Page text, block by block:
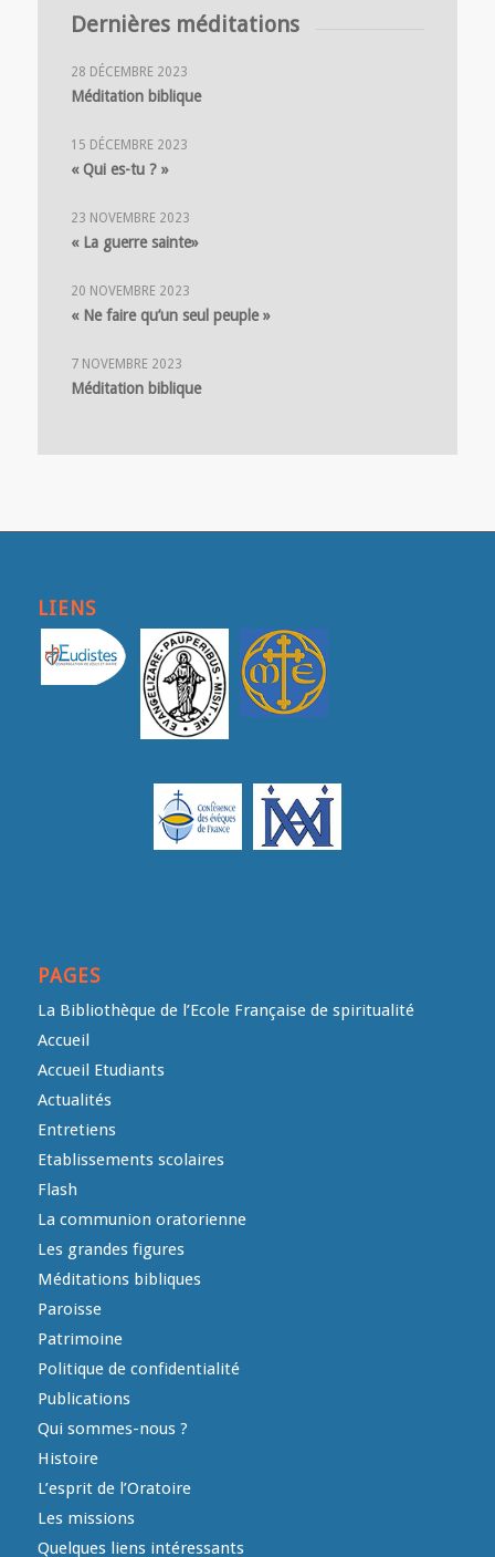
Dernières méditations
28 DÉCEMBRE 2023
Méditation biblique
15 DÉCEMBRE 2023
« Qui es-tu ? »
23 NOVEMBRE 2023
« La guerre sainte»
20 NOVEMBRE 2023
« Ne faire qu’un seul peuple »
7 NOVEMBRE 2023
Méditation biblique
LIENS
PAGES
La Bibliothèque de l’Ecole Française de spiritualité
Accueil
Accueil Etudiants
Actualités
Entretiens
Etablissements scolaires
Flash
La communion oratorienne
Les grandes figures
Méditations bibliques
Paroisse
Patrimoine
Politique de confidentialité
Publications
Qui sommes-nous ?
Histoire
L’esprit de l’Oratoire
Les missions
Quelques liens intéressants